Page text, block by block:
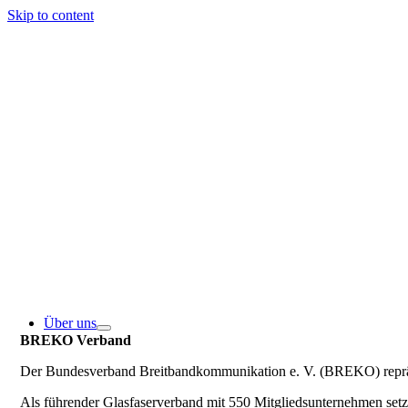
Skip to content
Über uns
BREKO Verband
Der Bundesverband Breitbandkommunikation e. V. (BREKO)
Als führender Glasfaserverband mit 550 Mitgliedsunternehmen